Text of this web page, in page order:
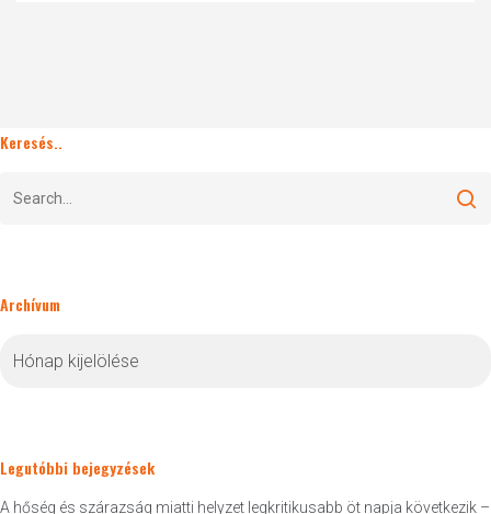
Keresés..
Archívum
Legutóbbi bejegyzések
A hőség és szárazság miatti helyzet legkritikusabb öt napja következik –